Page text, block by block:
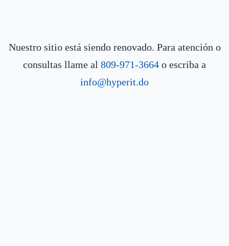
Nuestro sitio está siendo renovado. Para atención o
consultas llame al 809-971-3664 o escriba a
info@hyperit.do